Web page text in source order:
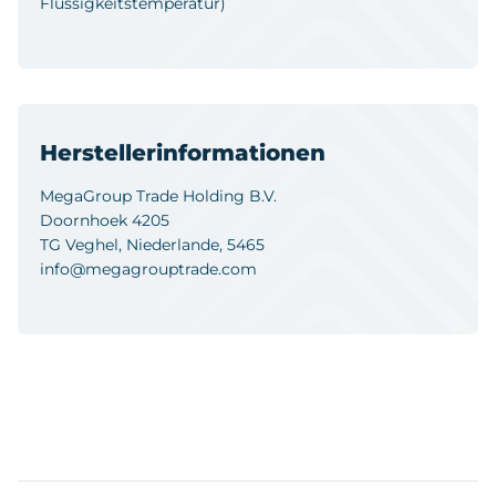
Herstellerinformationen
MegaGroup Trade Holding B.V.
Doornhoek 4205
TG Veghel, Niederlande, 5465
info@megagrouptrade.com